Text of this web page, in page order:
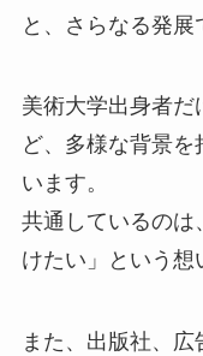
と、さらなる発展
美術大学出身者だ
ど、多様な背景
います。
共通しているのは
けたい」という想
また、出版社、広